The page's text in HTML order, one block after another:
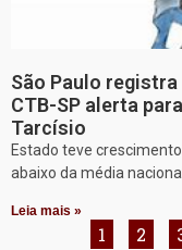
São Paulo
CTB-SP alerta
Tarcísio
Estado teve
abaixo da média
Leia mais »
1 2